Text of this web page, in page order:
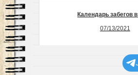
Календарь забегов
07/13/2021